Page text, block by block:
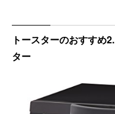
トースターのおすすめ
ター